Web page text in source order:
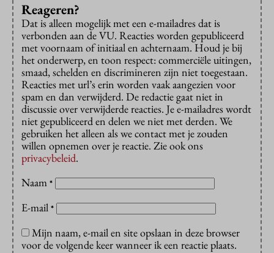
Reageren?
Dat is alleen mogelijk met een e-mailadres dat is
verbonden aan de VU. Reacties worden gepubliceerd
met voornaam of initiaal en achternaam. Houd je bij
het onderwerp, en toon respect: commerciële uitingen,
smaad, schelden en discrimineren zijn niet toegestaan.
Reacties met url’s erin worden vaak aangezien voor
spam en dan verwijderd. De redactie gaat niet in
discussie over verwijderde reacties. Je e-mailadres wordt
niet gepubliceerd en delen we niet met derden. We
gebruiken het alleen als we contact met je zouden
willen opnemen over je reactie. Zie ook ons
privacybeleid.
Naam *
E-mail *
Mijn naam, e-mail en site opslaan in deze browser
voor de volgende keer wanneer ik een reactie plaats.